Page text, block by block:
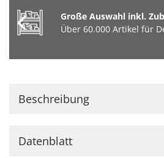
Große Auswahl inkl.
Über 60.000 Artikel für
Beschreibung
Datenblatt